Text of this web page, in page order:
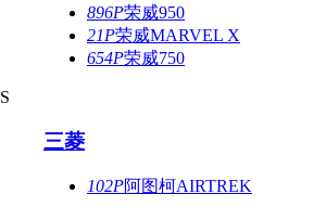
896P荣威950
21P荣威MARVEL X
654P荣威750
S
三菱
102P阿图柯AIRTREK